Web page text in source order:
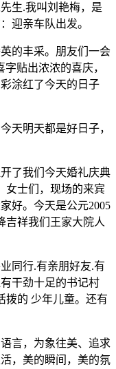
生.我叫刘艳梅，是
迎亲车队出发。
的丰采。朋友们一会
贴出浓浓的喜庆，
涂红了今天的日子
天明天都是好日子，
了我们今天婚礼庆典
女士们，现场的来宾
好。今天是公元2005
吉祥我们王家大院人
同行.有亲朋好友.有
干劲十足的书记村
拨的 少年儿童。还有
言，为象往美、追求
，美的瞬间，美的氛